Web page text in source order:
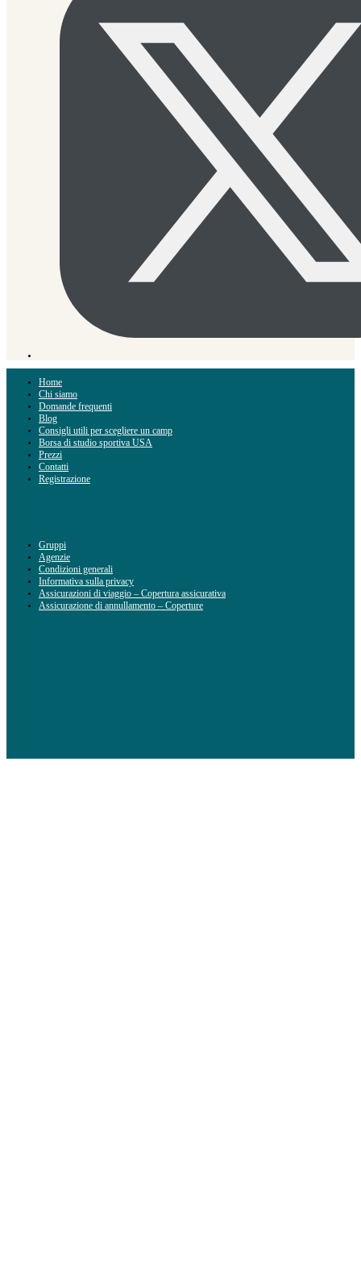
Home
Chi siamo
Domande frequenti
Blog
Consigli utili per scegliere un camp
Borsa di studio sportiva USA
Prezzi
Contatti
Registrazione
Gruppi
Agenzie
Condizioni generali
Informativa sulla privacy
Assicurazioni di viaggio – Copertura assicurativa
Assicurazione di annullamento – Coperture